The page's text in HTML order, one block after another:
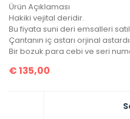
Ürün Açıklaması
Hakiki vejital deridir.
Bu fiyata suni deri emsalleri
Çantanın iç astarı orjinal
Bir bozuk para cebi ve seri
€135,00